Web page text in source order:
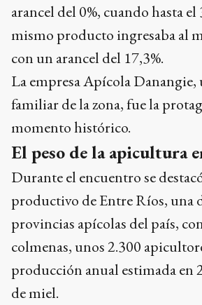
arancel del 0%, cuando hasta
mismo producto ingresaba al
con un arancel del 17,3%.
La empresa Apícola Danangie,
familiar de la zona, fue la
momento histórico.
El peso de la apicultura
Durante el encuentro se
productivo de Entre Ríos, una
provincias apícolas del país,
colmenas, unos 2.300
producción anual estimada en
de miel.